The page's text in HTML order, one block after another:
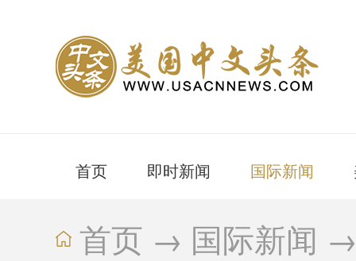
首页 即时新闻 国际新闻
首页 → 国际新闻